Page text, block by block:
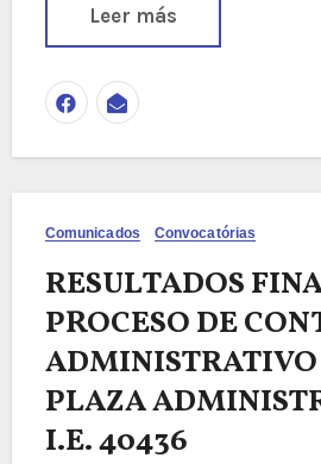
Leer más
Comunicados Convocatórias
RESULTADOS
PROCESO DE
ADMINISTRATIVO
PLAZA
I.E. 40436